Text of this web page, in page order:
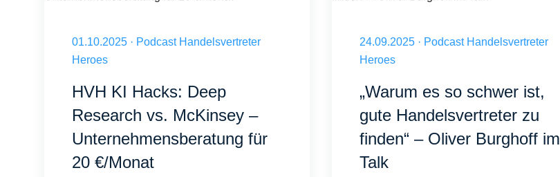
Veröffentlicht am 01.10.2025
01.10.2025 · Podcast Handelsvertreter
Heroes
HVH KI Hacks: Deep
Research vs. McKinsey –
Unternehmensberatung für
20 €/Monat
Veröffentlicht am 24.09.2025
24.09.2025 · Podcast Handelsvertreter
Heroes
„Warum es so schwer ist,
gute Handelsvertreter zu
finden“ – Oliver Burghoff im
Talk